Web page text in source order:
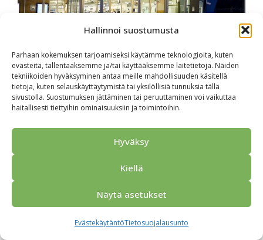
Hallinnoi suostumusta
Parhaan kokemuksen tarjoamiseksi käytämme teknologioita, kuten
evästeitä, tallentaaksemme ja/tai käyttääksemme laitetietoja. Näiden
tekniikoiden hyväksyminen antaa meille mahdollisuuden käsitellä
tietoja, kuten selauskäyttäytymistä tai yksilöllisiä tunnuksia tällä
sivustolla. Suostumuksen jättäminen tai peruuttaminen voi vaikuttaa
haitallisesti tiettyihin ominaisuuksiin ja toimintoihin.
Hyväksy
Kiellä
Näytä asetukset
EvästekäytäntöTietosuojalausunto
Ankkurituuli
Loviisan Neste K Ankkurituuli sijaitsee E18
Loviisan läntisen liittymän kupeessa.
kilometriä ja Kotkaan runsaat 40
matkalaiselle pienen tai ison nälän
yllättäessä. Samalla voit tankata auton ja
ostaa matkaeväät K-kaupastamme.
Tervetuloa kokeilemaan jotain uutta ja